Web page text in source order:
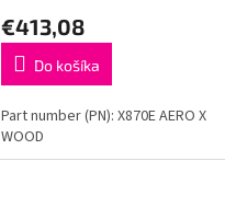
€413,08
Do košíka
Part number (PN): X870E AERO X
WOOD